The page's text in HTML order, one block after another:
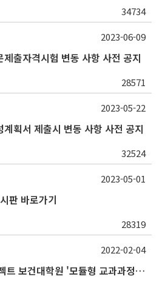
34734
출자격시험 변동 사항 사전 공지
28571
2023-06-09
획서 제출시 변동 사항 사전 공지
32524
2023-05-22
판 바로가기
28319
2023-05-01
SNU Inno-Edu 프로젝트 보건대학원 '모듈형 교과과정' 안내(revised 2022/2/28)
2022-02-04